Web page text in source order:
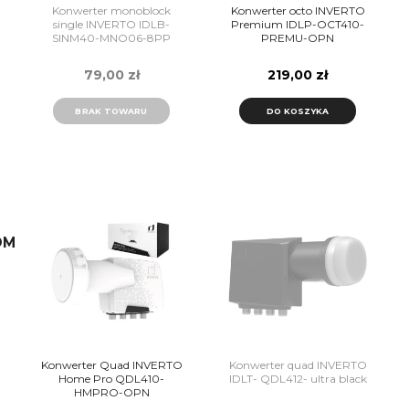
Konwerter monoblock
single INVERTO IDLB-
SINM40-MNO06-8PP
79,00 zł
BRAK TOWARU
Konwerter octo INVERTO
Premium IDLP-OCT410-
PREMU-OPN
219,00 zł
DO KOSZYKA
Konwerter Quad INVERTO
Home Pro QDL410-
HMPRO-OPN
Konwerter quad INVERTO
IDLT- QDL412- ultra black